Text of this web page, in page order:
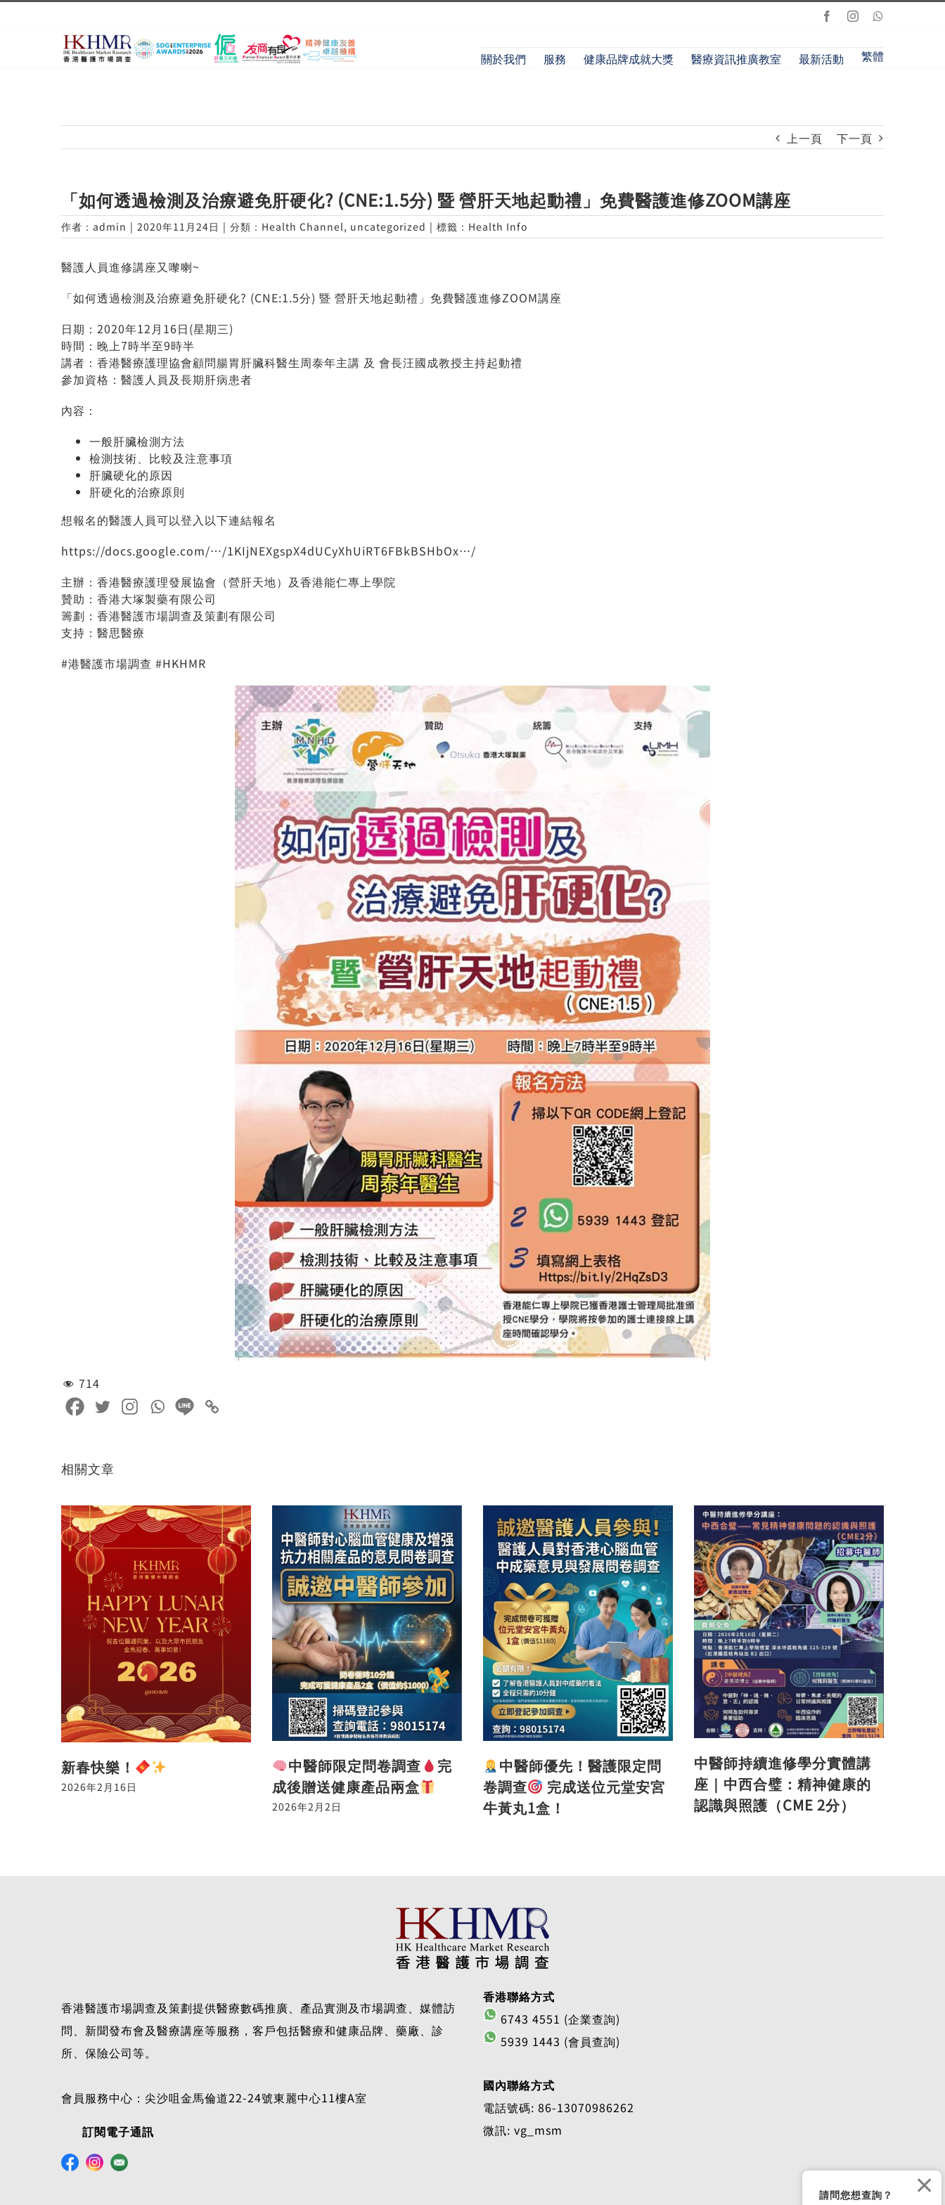
Skip
FacebookInstagram
關於我們 服務 健康品牌成就大獎 醫療資訊推廣教室 最新活動 繁體
上一頁 下一頁
「如何透過檢測及治療避免肝硬化? (CNE:1.5分) 暨 營肝天地起動禮」免費醫護進修ZOOM講座
作者： admin | 2020年11月24日 | 分類： Health Channel, uncategorized | 標籤： Health Info
醫護人員進修講座又嚟喇~
「如何透過檢測及治療避免肝硬化? (CNE:1.5分) 暨 營肝天地起動禮」免費醫護進修ZOOM講座
日期：2020年12月16日(星期三)
時間：晚上7時半至9時半
講者：香港醫療護理協會顧問腸胃肝臟科醫生周泰年主講 及 會長汪國成教授主持起動禮
參加資格：醫護人員及長期肝病患者
內容：
一般肝臟檢測方法
檢測技術、比較及注意事項
肝臟硬化的原因
肝硬化的治療原則
想報名的醫護人員可以登入以下連結報名
https://docs.google.com/…/1KIjNEXgspX4dUCyXhUiRT6FBkBSHbOx…/
主辦：香港醫療護理發展協會（營肝天地）及香港能仁專上學院
贊助：香港大塚製藥有限公司
籌劃：香港醫護市場調查及策劃有限公司
支持：醫思醫療
#港醫護市場調查 #HKHMR
714
相關文章
新春快樂！
2026年2月16日
中醫師限定問卷調查
完
成後贈送健康產品兩盒
2026年2月2日
中醫師優先！醫護限定問
卷調查
完成送位元堂安宮
牛黃丸1盒！
中醫師持續進修學分實體講
座｜中西合璧：精神健康的
認識與照護（CME 2分）
香港醫護市場調查及策劃提供醫療數碼推廣、產品實測及市場調查、媒體訪
問、新聞發布會及醫療講座等服務，客戶包括醫療和健康品牌、藥廠、診
所、保險公司等。
會員服務中心：尖沙咀金馬倫道22-24號東麗中心11樓A室
訂閱電子通訊
香港聯絡方式
6743 4551 (企業查詢)
5939 1443 (會員查詢)
國內聯絡方式
電話號碼: 86-13070986262
微訊: vg_msm
請問您想查詢？ ×